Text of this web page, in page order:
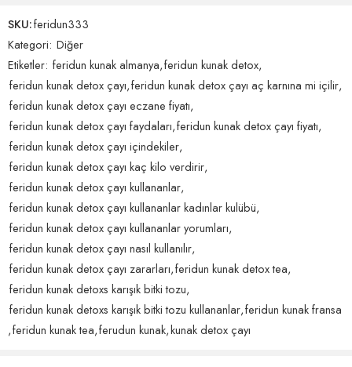
özenle hazırlanmıştır.
Feridun Kunak Detox Çayı ile Sağlığınıza Yatırım Yapın!
Web sitemizdeki 60 adet çay paketi, tam 1 aylık kullanım için
tasarlanmıştır. Düzenli kullanımda vücudunuzda olumlu değişimleri
gözlemleyebilir, daha enerjik ve sağlıklı bir yaşam sürmeye
başlayabilirsiniz.
Doğanın gücüyle hazırlanan Feridun Kunak Detox Çayı, sizin ve
sevdiklerinizin yaşam kalitesini artırmak için ideal bir seçimdir.
Sağlığınızı desteklemek ve fit bir vücuda kavuşmak için hemen web
sitemizi ziyaret edin ve Feridun Kunak Detox Çayı’nı sipariş verin!
Yorumlar
SKU:feridun333
Kategori: Diğer
Etiketler: feridun kunak almanya,feridun kunak detox,
feridun kunak detox çayı,feridun kunak detox çayı aç karnına mi içilir,
feridun kunak detox çayı eczane fiyatı,
feridun kunak detox çayı faydaları,feridun kunak detox çayı fiyatı,
feridun kunak detox çayı içindekiler,
feridun kunak detox çayı kaç kilo verdirir,
feridun kunak detox çayı kullananlar,
feridun kunak detox çayı kullananlar kadınlar kulübü,
feridun kunak detox çayı kullananlar yorumları,
feridun kunak detox çayı nasıl kullanılır,
feridun kunak detox çayı zararları,feridun kunak detox tea,
feridun kunak detoxs karışık bitki tozu,
feridun kunak detoxs karışık bitki tozu kullananlar,feridun kunak fransa
,feridun kunak tea,ferudun kunak,kunak detox çayı